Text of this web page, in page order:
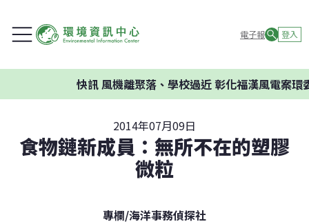
電子報 登入
風機離聚落、學校過近 彰化福漢風電案環委建議
2014年07月09日
食物鏈新成員：無所不在的塑膠
微粒
專欄/海洋事務偵探社